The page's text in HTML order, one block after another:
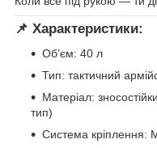
📌 Характеристики:
Об’єм: 40 л
Тип: тактичний
Матеріал:
тип)
Система кріплення: